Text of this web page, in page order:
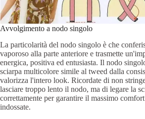
Avvolgimento a nodo singolo
La particolarità del nodo singolo è che
vaporoso alla parte anteriore e trasmette
energica, positiva ed entusiasta. Il nodo
sciarpa multicolore simile al tweed dalla
valorizza l'intero look. Ricordate di non
lasciare troppo lento il nodo, ma di legare la
correttamente per garantire il massimo
indossate.